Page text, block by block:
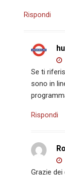
Rispondi
Se ti
sono in
Rispondi
Grazie